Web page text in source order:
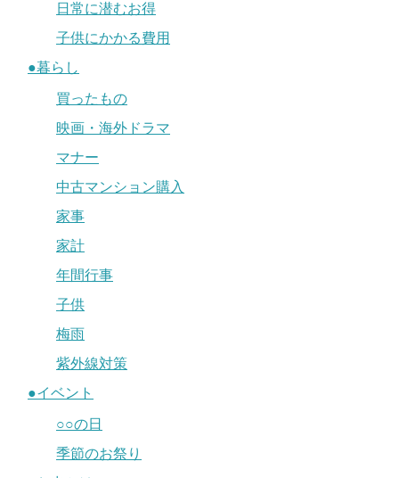
日常に潜むお得
子供にかかる費用
●暮らし
買ったもの
映画・海外ドラマ
マナー
中古マンション購入
家事
家計
年間行事
子供
梅雨
紫外線対策
●イベント
○○の日
季節のお祭り